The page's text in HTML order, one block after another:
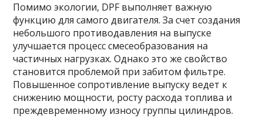
Помимо экологии, DPF выполняет важную
функцию для самого двигателя. За счет создания
небольшого противодавления на выпуске
улучшается процесс смесеобразования на
частичных нагрузках. Однако это же свойство
становится проблемой при забитом фильтре.
Повышенное сопротивление выпуску ведет к
снижению мощности, росту расхода топлива и
преждевременному износу группы цилиндров.